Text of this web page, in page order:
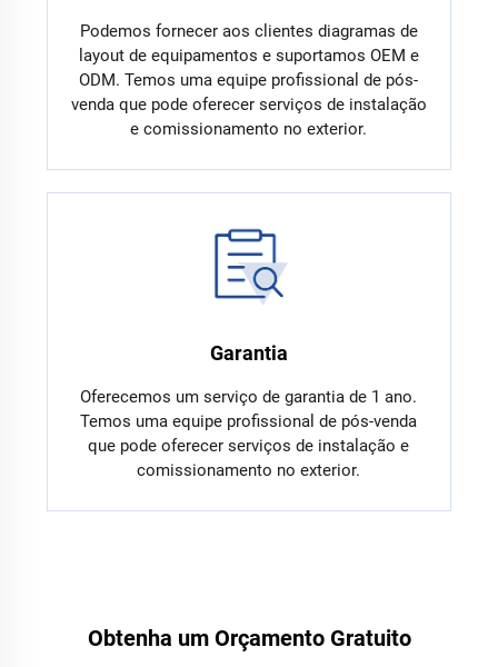
Podemos fornecer aos clientes diagramas de
layout de equipamentos e suportamos OEM e
ODM. Temos uma equipe profissional de pós-
venda que pode oferecer serviços de instalação
e comissionamento no exterior.
Garantia
Oferecemos um serviço de garantia de 1 ano.
Temos uma equipe profissional de pós-venda
que pode oferecer serviços de instalação e
comissionamento no exterior.
Obtenha um Orçamento Gratuito